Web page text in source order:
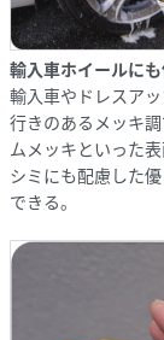
輸入車ホイールに
輸入車やドレスア
行きのあるメッキ
ムメッキといった
シミにも配慮した
できる。